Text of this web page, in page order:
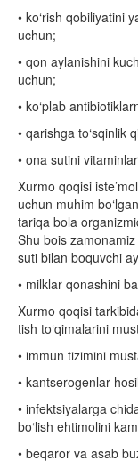
• ko‘rish qobiliyatini
uchun;
• qon aylanishini
uchun;
• ko‘plab
• qarishga to‘sqinlik
• ona sutini
Xurmo qoqisi
uchun muhim
tariqa bola
Shu bois
suti bilan boquvchi
• milklar qonashini
Xurmo qoqisi
tish to‘qimalarini
• immun tizimini
• kantserogenlar
• infektsiyalarga
bo‘lish ehtimolini
• beqaror va asab